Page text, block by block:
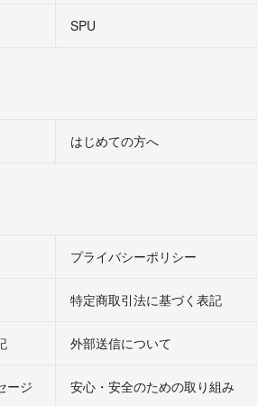
SPU
はじめての方へ
プライバシーポリシー
特定商取引法に基づく表記
外部送信について
ージ 安心・安全のための取り組み